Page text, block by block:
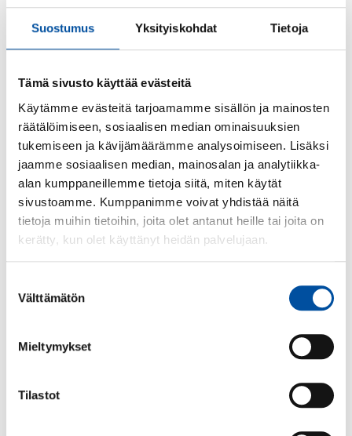
Suostumus Yksityiskohdat Tietoja
Tämä sivusto käyttää evästeitä
Käytämme evästeitä tarjoamamme sisällön ja mainosten
räätälöimiseen, sosiaalisen median ominaisuuksien
tukemiseen ja kävijämäärämme analysoimiseen. Lisäksi
jaamme sosiaalisen median, mainosalan ja analytiikka-
alan kumppaneillemme tietoja siitä, miten käytät
sivustoamme. Kumppanimme voivat yhdistää näitä
tietoja muihin tietoihin, joita olet antanut heille tai joita on
kerätty, kun olet käyttänyt heidän palvelujaan.
valinta
Välttämätön
Mieltymykset
Tilastot
hälso- och sjukvården innebär det här på enhets-
och organisationsnivå de principer och åtgärder med
vilka man strävar efter att försäkra sig om säkerheten
Från patientens och klientens synvinkel innebär
säkerhet att hen får den vård hen behöver, får den
vid rätt tidpunkt och så att vården åsamkar patienten
minsta möjliga skada.
Säkerheten betyder också att informationsutbytet
ska fungera bra.
På det här sättet kan man undvika mera än hälften av
arbetsplatsen